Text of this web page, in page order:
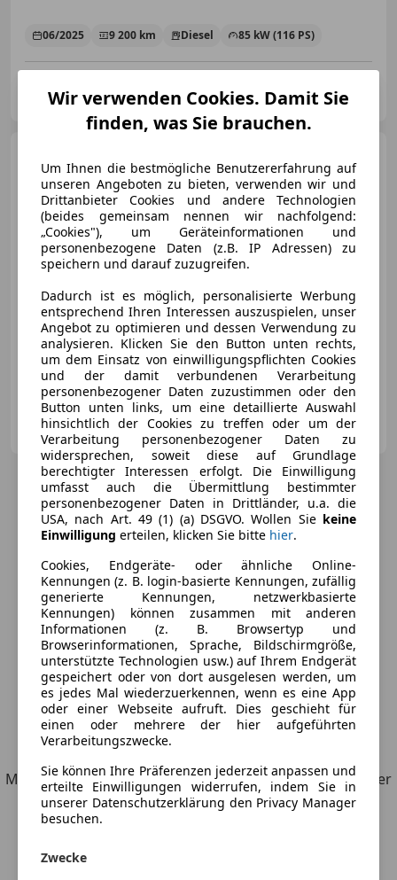
06/2025 9 200 km Diesel 85 kW (116 PS)
AT-8045 Graz
€ 53 890
01/2026 150 km Benzin 110 kW (150 PS)
Ing. F. Kuss Autohaus GmbH
AT-8045 Graz
6 Angebote
Möchtest du automatisch über neue Fahrzeuge zu deiner
Suche informiert werden?
Wir verwenden Cookies. Damit Sie
finden, was Sie brauchen.
Um Ihnen die bestmögliche Benutzererfahrung auf
unseren Angeboten zu bieten, verwenden wir und
Drittanbieter Cookies und andere Technologien
(beides gemeinsam nennen wir nachfolgend:
„Cookies"), um Geräteinformationen und
personenbezogene Daten (z.B. IP Adressen) zu
speichern und darauf zuzugreifen.
Dadurch ist es möglich, personalisierte Werbung
entsprechend Ihren Interessen auszuspielen, unser
Angebot zu optimieren und dessen Verwendung zu
analysieren. Klicken Sie den Button unten rechts,
um dem Einsatz von einwilligungspflichten Cookies
und der damit verbundenen Verarbeitung
personenbezogener Daten zuzustimmen oder den
Button unten links, um eine detaillierte Auswahl
hinsichtlich der Cookies zu treffen oder um der
Verarbeitung personenbezogener Daten zu
widersprechen, soweit diese auf Grundlage
berechtigter Interessen erfolgt. Die Einwilligung
umfasst auch die Übermittlung bestimmter
personenbezogener Daten in Drittländer, u.a. die
USA, nach Art. 49 (1) (a) DSGVO. Wollen Sie keine
Einwilligung erteilen, klicken Sie bitte hier.
Cookies, Endgeräte- oder ähnliche Online-
Kennungen (z. B. login-basierte Kennungen, zufällig
generierte Kennungen, netzwerkbasierte
Kennungen) können zusammen mit anderen
Informationen (z. B. Browsertyp und
Browserinformationen, Sprache, Bildschirmgröße,
unterstützte Technologien usw.) auf Ihrem Endgerät
gespeichert oder von dort ausgelesen werden, um
es jedes Mal wiederzuerkennen, wenn es eine App
oder einer Webseite aufruft. Dies geschieht für
einen oder mehrere der hier aufgeführten
Verarbeitungszwecke.
Sie können Ihre Präferenzen jederzeit anpassen und
erteilte Einwilligungen widerrufen, indem Sie in
unserer Datenschutzerklärung den Privacy Manager
besuchen.
Zwecke